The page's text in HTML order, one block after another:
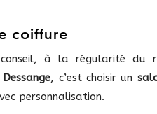
coiffure
conseil, à la régularité du
Dessange, c’est choisir un
personnalisation.